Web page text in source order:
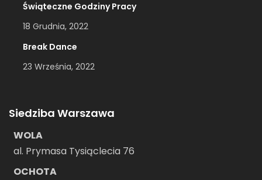
Świąteczne Godziny Pracy
18 Grudnia, 2022
Break Dance
23 Września, 2022
Siedziba Warszawa
WOLA
al. Prymasa Tysiąclecia 76
OCHOTA